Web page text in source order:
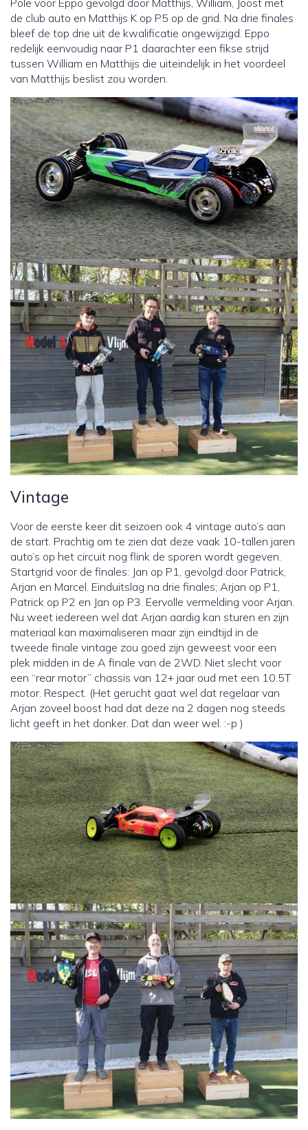
de club auto en Matthijs K op P5 op de grid. Na drie finales
bleef de top drie uit de kwalificatie ongewijzigd. Eppo
redelijk eenvoudig naar P1 daarachter een fikse strijd
tussen William en Matthijs die uiteindelijk in het voordeel
van Matthijs beslist zou worden.
Vintage
Voor de eerste keer dit seizoen ook 4 vintage auto’s aan
de start. Prachtig om te zien dat deze vaak 10-tallen jaren
auto’s op het circuit nog flink de sporen wordt gegeven.
Startgrid voor de finales: Jan op P1, gevolgd door Patrick,
Arjan en Marcel. Einduitslag na drie finales; Arjan op P1,
Patrick op P2 en Jan op P3. Eervolle vermelding voor Arjan.
Nu weet iedereen wel dat Arjan aardig kan sturen en zijn
materiaal kan maximaliseren maar zijn eindtijd in de
tweede finale vintage zou goed zijn geweest voor een
plek midden in de A finale van de 2WD. Niet slecht voor
een “rear motor” chassis van 12+ jaar oud met een 10.5T
motor. Respect. (Het gerucht gaat wel dat regelaar van
Arjan zoveel boost had dat deze na 2 dagen nog steeds
licht geeft in het donker. Dat dan weer wel. :-p )